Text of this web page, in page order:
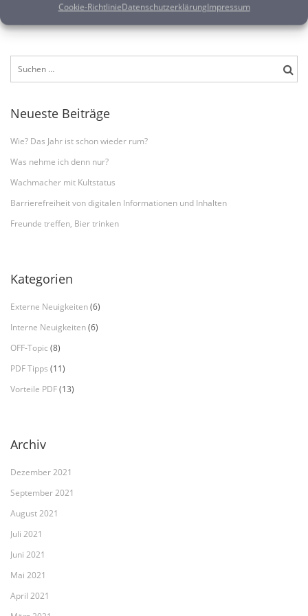
Cookie-RichtlinieDatenschutzerklärungImpressum
Neueste Beiträge
Wie? Das Jahr ist schon wieder rum?
Was nehme ich denn nur?
Wachmacher mit Kultstatus
Barrierefreiheit von digitalen Informationen und Inhalten
Freunde treffen, Bier trinken
Kategorien
Externe Neuigkeiten(6)
Interne Neuigkeiten(6)
OFF-Topic (8)
PDF Tipps (11)
Vorteile PDF(13)
Archiv
Dezember 2021
September 2021
August 2021
Juli 2021
Juni 2021
Mai 2021
April 2021